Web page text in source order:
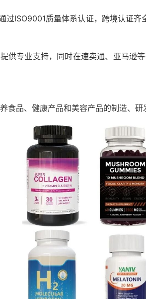
ISO9001质量体系认证，跨境认证
供专业支持，同时在速卖通、亚马逊
品、健康产品和美容产品的制造、研